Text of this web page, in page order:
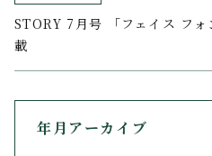
STORY 7月号 「フェイス フ
載
年月アーカイブ